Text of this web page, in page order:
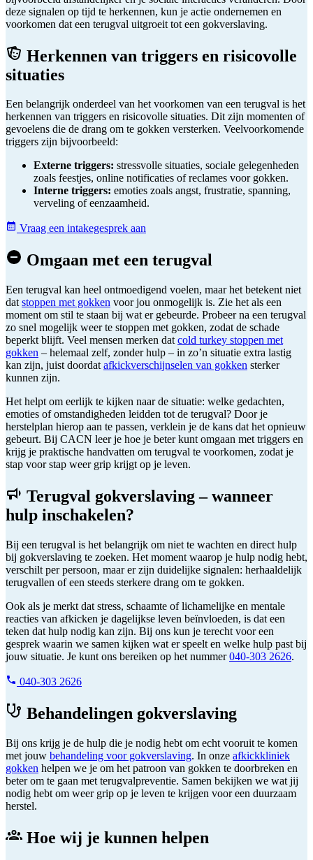
deze signalen op tijd te herkennen, kun je actie ondernemen en
voorkomen dat een terugval uitgroeit tot een gokverslaving.
Herkennen van triggers en risicovolle
situaties
Een belangrijk onderdeel van het voorkomen van een terugval is het
herkennen van triggers en risicovolle situaties. Dit zijn momenten of
gevoelens die de drang om te gokken versterken. Veelvoorkomende
triggers zijn bijvoorbeeld:
Externe triggers: stressvolle situaties, sociale gelegenheden
zoals feestjes, online notificaties of reclames voor gokken.
Interne triggers: emoties zoals angst, frustratie, spanning,
verveling of eenzaamheid.
Vraag een intakegesprek aan
Omgaan met een terugval
Een terugval kan heel ontmoedigend voelen, maar het betekent niet
dat stoppen met gokken voor jou onmogelijk is. Zie het als een
moment om stil te staan bij wat er gebeurde. Probeer na een terugval
zo snel mogelijk weer te stoppen met gokken, zodat de schade
beperkt blijft. Veel mensen merken dat cold turkey stoppen met
gokken – helemaal zelf, zonder hulp – in zo’n situatie extra lastig
kan zijn, juist doordat afkickverschijnselen van gokken sterker
kunnen zijn.
Het helpt om eerlijk te kijken naar de situatie: welke gedachten,
emoties of omstandigheden leidden tot de terugval? Door je
herstelplan hierop aan te passen, verklein je de kans dat het opnieuw
gebeurt. Bij CACN leer je hoe je beter kunt omgaan met triggers en
krijg je praktische handvatten om terugval te voorkomen, zodat je
stap voor stap weer grip krijgt op je leven.
Terugval gokverslaving – wanneer
hulp inschakelen?
Bij een terugval is het belangrijk om niet te wachten en direct hulp
bij gokverslaving te zoeken. Het moment waarop je hulp nodig hebt,
verschilt per persoon, maar er zijn duidelijke signalen: herhaaldelijk
terugvallen of een steeds sterkere drang om te gokken.
Ook als je merkt dat stress, schaamte of lichamelijke en mentale
reacties van afkicken je dagelijkse leven beïnvloeden, is dat een
teken dat hulp nodig kan zijn. Bij ons kun je terecht voor een
gesprek waarin we samen kijken wat er speelt en welke hulp past bij
jouw situatie. Je kunt ons bereiken op het nummer040-303 2626.
040-303 2626
Behandelingen gokverslaving
Bij ons krijg je de hulp die je nodig hebt om echt vooruit te komen
met jouw behandeling voor gokverslaving. In onze afkickkliniek
gokken helpen we je om het patroon van gokken te doorbreken en
beter om te gaan met terugvalpreventie. Samen bekijken we wat jij
nodig hebt om weer grip op je leven te krijgen voor een duurzaam
herstel.
Hoe wij je kunnen helpen